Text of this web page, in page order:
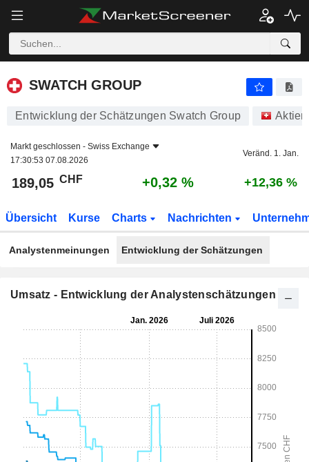
SWATCH GROUP
SWATCH GROUP
Entwicklung der Schätzungen Swatch Group Aktien
Markt geschlossen - Swiss Exchange
17:30:53 07.08.2026
Veränd. 1. Jan.
189,05 CHF +0,32 % +12,36 %
Übersicht Kurse Charts Nachrichten
Analystenmeinungen Entwicklung der Schätzungen
Umsatz - Entwicklung der Analystenschätzungen